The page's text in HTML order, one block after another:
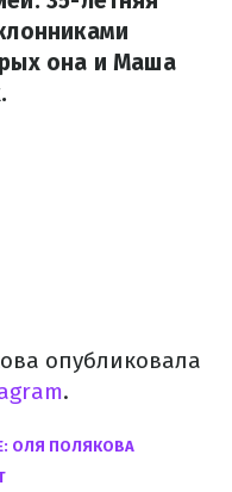
она и Маша
опубликовала
.
ОЛЯ ПОЛЯКОВА